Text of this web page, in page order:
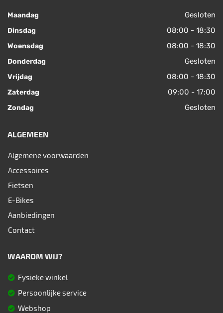
Maandag Gesloten
Dinsdag 08:00 - 18:30
Woensdag 08:00 - 18:30
Donderdag Gesloten
Vrijdag 08:00 - 18:30
Zaterdag 09:00 - 17:00
Zondag Gesloten
ALGEMEEN
Algemene voorwaarden
Accessoires
Fietsen
E-Bikes
Aanbiedingen
Contact
WAAROM WIJ?
Fysieke winkel
Persoonlijke service
Webshop